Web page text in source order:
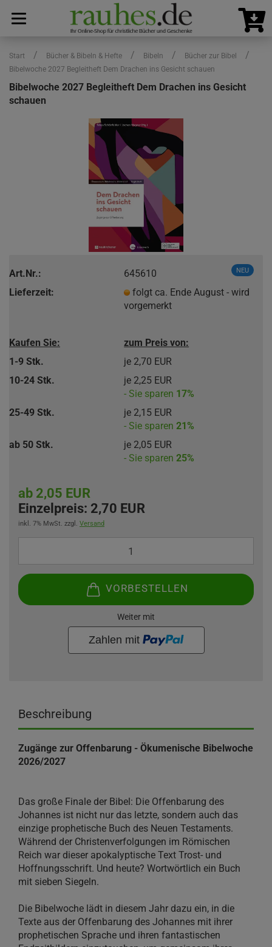
Start / Bücher & Bibeln & Hefte / Bibeln / Bücher zur Bibel /
Bibelwoche 2027 Begleitheft Dem Drachen ins Gesicht schauen
Bibelwoche 2027 Begleitheft Dem Drachen ins Gesicht
schauen
NEU
Art.Nr.:
645610
Lieferzeit:
folgt ca. Ende August - wird
vorgemerkt
Kaufen Sie:
zum Preis von:
1-9 Stk.
je 2,70 EUR
10-24 Stk.
je 2,25 EUR
- Sie sparen 17%
25-49 Stk.
je 2,15 EUR
- Sie sparen21%
ab 50 Stk.
je 2,05 EUR
- Sie sparen25%
ab 2,05 EUR
Einzelpreis: 2,70 EUR
inkl. 7% MwSt. zzgl. Versand
VORBESTELLEN
Weiter mit
Beschreibung
Zugänge zur Offenbarung - Ökumenische Bibelwoche
2026/2027
Das große Finale der Bibel: Die Offenbarung des
Johannes ist nicht nur das letzte, sondern auch das
einzige prophetische Buch des Neuen Testaments.
Während der Christenverfolgungen im Römischen
Reich war dieser apokalyptische Text Trost- und
Hoffnungsschrift. Und heute? Wortwörtlich ein Buch
mit sieben Siegeln.
Die Bibelwoche lädt in diesem Jahr dazu ein, in die
Texte aus der Offenbarung des Johannes mit ihrer
prophetischen Sprache und ihren fantastischen